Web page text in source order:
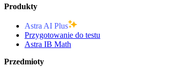
Produkty
Astra AI Plus
Przygotowanie do testu
Astra IB Math
Przedmioty